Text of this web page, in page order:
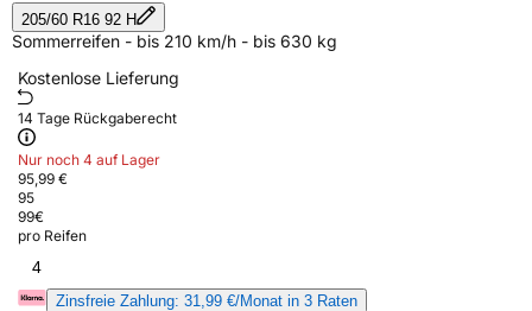
205/60 R16 92 H
Sommerreifen - bis 210 km/h - bis 630 kg
Kostenlose Lieferung
14 Tage Rückgaberecht
Nur noch 4 auf Lager
95,99 €
95
99€
pro Reifen
4
Zinsfreie Zahlung: 31,99 €/Monat in 3 Raten